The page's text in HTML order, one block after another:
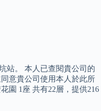
站。 本人已查閱貴公司的
意貴公司使用本人於此所
園 1座 共有22層，提供216